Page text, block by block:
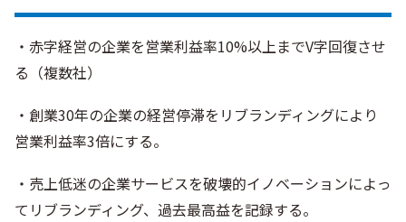
・赤字経営の企業を営業利益率10%以上までV字回復させ
る（複数社）
・創業30年の企業の経営停滞をリブランディングにより
営業利益率3倍にする。
・売上低迷の企業サービスを破壊的イノベーションによっ
てリブランディング、過去最高益を記録する。